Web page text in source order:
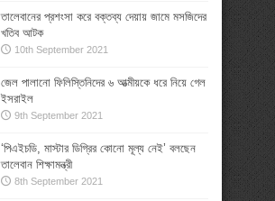
তালেবানের প্রশংসা করে বক্তব্য দেয়ায় জামে মসজিদের
খতিব আটক
10th September 2021
জেল পালানো ফিলিস্তিনিদের ৬ আত্মীয়কে ধরে নিয়ে গেল
ইসরাইল
9th September 2021
‘পিএইচডি, মাস্টার ডিগ্রির কোনো মূল্য নেই’ বলছেন
তালেবান শিক্ষামন্ত্রী
8th September 2021